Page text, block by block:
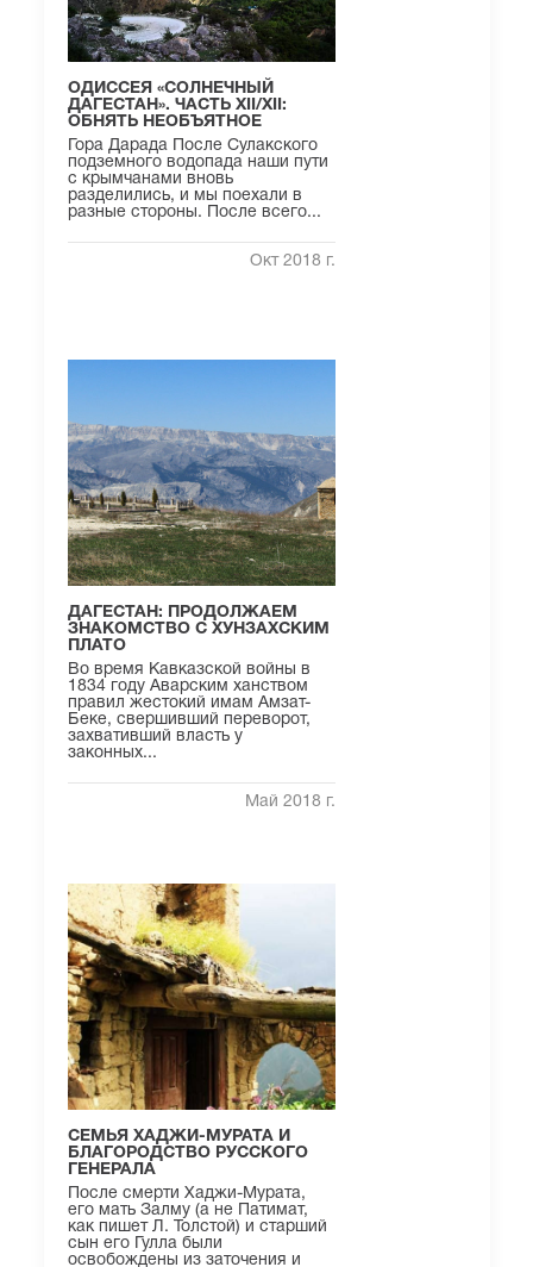
ОДИССЕЯ «СОЛНЕЧНЫЙ
ДАГЕСТАН». ЧАСТЬ XII/XII:
ОБНЯТЬ НЕОБЪЯТНОЕ
Гора Дарада После Сулакского
подземного водопада наши пути
с крымчанами вновь
разделились, и мы поехали в
разные стороны. После всего...
Окт 2018 г.
ДАГЕСТАН: ПРОДОЛЖАЕМ
ЗНАКОМСТВО С ХУНЗАХСКИМ
ПЛАТО
Во время Кавказской войны в
1834 году Аварским ханством
правил жестокий имам Амзат-
Беке, свершивший переворот,
захвативший власть у
законных...
Май 2018 г.
СЕМЬЯ ХАДЖИ-МУРАТА И
БЛАГОРОДСТВО РУССКОГО
ГЕНЕРАЛА
После смерти Хаджи-Мурата,
его мать Залму (а не Патимат,
как пишет Л. Толстой) и старший
сын его Гулла были
освобождены из заточения и